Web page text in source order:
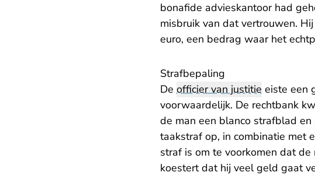
bonafide advieskantoor had
misbruik van dat vertrouwen.
euro, een bedrag waar het
Strafbepaling
De officier van justitie eiste een
voorwaardelijk. De rechtbank
de man een blanco strafblad
taakstraf op, in combinatie met
straf is om te voorkomen dat
koestert dat hij veel geld gaat